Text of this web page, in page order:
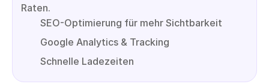
Raten.
SEO-Optimierung für mehr Sichtbarkeit
Google Analytics & Tracking
Schnelle Ladezeiten